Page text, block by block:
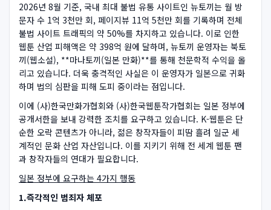
2026년 8월 기준, 국내 최대 불법 유통 사이트인 뉴토끼는 월 방
문자 수 1억 3천만 회, 페이지뷰 11억 5천만 회를 기록하며 전체
불법 사이트 트래픽의 약 50%를 차지하고 있습니다. 이로 인한
웹툰 산업 피해액은 약 398억 원에 달하며, 뉴토끼 운영자는 북토
끼(웹소설), **마나토끼(일본 만화)**를 통해 천문학적 수익을 올
리고 있습니다. 더욱 충격적인 사실은 이 운영자가 일본으로 귀화
하며 법의 심판을 피해 도피 중이라는 점입니다.
이에 (사)한국만화가협회와 (사)한국웹툰작가협회는 일본 정부에
공개서한을 보내 강력한 조치를 요구하고 있습니다. K-웹툰은 단
순한 오락 콘텐츠가 아니라, 젊은 창작자들이 피땀 흘려 일군 세
계적인 문화 산업 자산입니다. 이를 지키기 위해 전 세계 웹툰 팬
과 창작자들의 연대가 필요합니다.
일본 정부에 요구하는 4가지 행동
1.즉각적인 범죄자 체포